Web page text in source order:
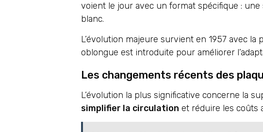
voient le jour avec un format spécifique :
blanc.
L’évolution majeure survient en 1957 avec
oblongue est introduite pour améliorer
Les changements récents des
L’évolution la plus significative concerne la
simplifier la circulation et réduire les coûts